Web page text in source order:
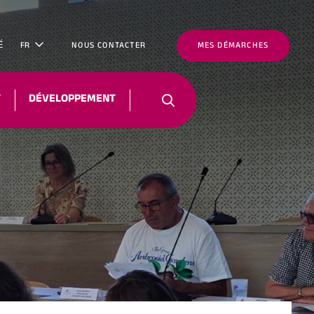
FR NOUS CONTACTER MES DÉMARCHES
DÉVELOPPEMENT